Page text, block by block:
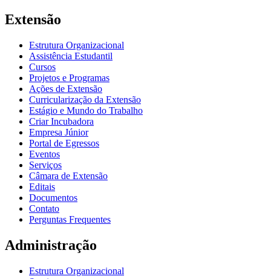
Extensão
Estrutura Organizacional
Assistência Estudantil
Cursos
Projetos e Programas
Ações de Extensão
Curricularização da Extensão
Estágio e Mundo do Trabalho
Criar Incubadora
Empresa Júnior
Portal de Egressos
Eventos
Serviços
Câmara de Extensão
Editais
Documentos
Contato
Perguntas Frequentes
Administração
Estrutura Organizacional